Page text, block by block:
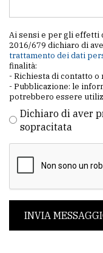
Ai sensi e per gli effetti
2016/679 dichiaro di
trattamento dei dati
finalità:
- Richiesta di contatto
- Pubblicazione: le
potrebbero essere
Dichiaro di aver
sopracitata
INVIA